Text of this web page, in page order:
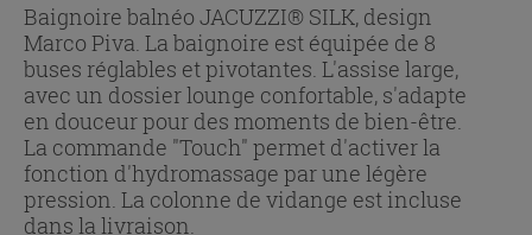
Baignoire balnéo JACUZZI® SILK, design
Marco Piva. La baignoire est équipée de 8
buses réglables et pivotantes. L'assise large,
avec un dossier lounge confortable, s'adapte
en douceur pour des moments de bien-être.
La commande "Touch" permet d'activer la
fonction d'hydromassage par une légère
pression. La colonne de vidange est incluse
dans la livraison.